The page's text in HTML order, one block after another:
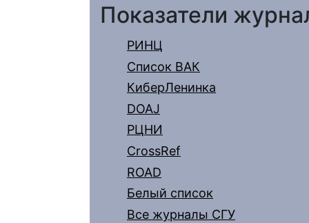
Показатели
РИНЦ
Список ВАК
КиберЛенинка
DOAJ
РЦНИ
CrossRef
ROAD
Белый список
Все журналы СГУ